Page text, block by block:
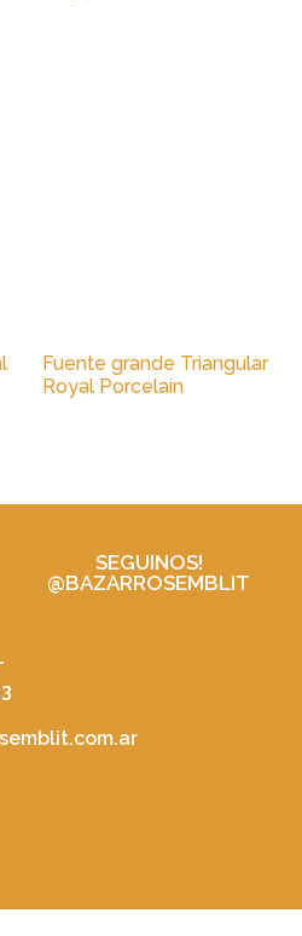
Fuente grande Triangular
Royal Porcelain
SEGUINOS!
@BAZARROSEMBLIT